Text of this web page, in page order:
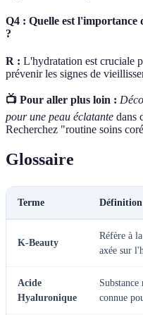
Q4 : Quelle est
?
R : L'hydratation est cruciale
prévenir les signes de
📺 Pour aller plus loin :
pour une peau éclatante dans
Recherchez "routine soins
Glossaire
Terme Définition
K-Beauty
Réfère à
axée sur
Acide
Hyaluronique
Substance
connue